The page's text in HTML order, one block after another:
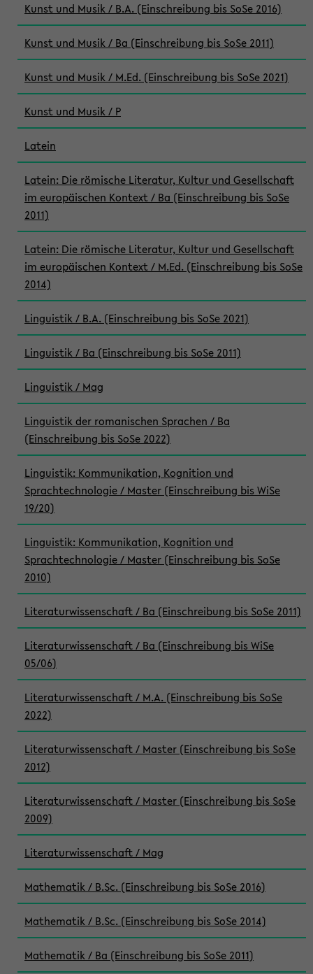
Kunst und Musik / B.A. (Einschreibung bis SoSe 2016)
Kunst und Musik / Ba (Einschreibung bis SoSe 2011)
Kunst und Musik / M.Ed. (Einschreibung bis SoSe 2021)
Kunst und Musik / P
Latein
Latein: Die römische Literatur, Kultur und Gesellschaft
im europäischen Kontext / Ba (Einschreibung bis SoSe
2011)
Latein: Die römische Literatur, Kultur und Gesellschaft
im europäischen Kontext / M.Ed. (Einschreibung bis SoSe
2014)
Linguistik / B.A. (Einschreibung bis SoSe 2021)
Linguistik / Ba (Einschreibung bis SoSe 2011)
Linguistik / Mag
Linguistik der romanischen Sprachen / Ba
(Einschreibung bis SoSe 2022)
Linguistik: Kommunikation, Kognition und
Sprachtechnologie / Master (Einschreibung bis WiSe
19/20)
Linguistik: Kommunikation, Kognition und
Sprachtechnologie / Master (Einschreibung bis SoSe
2010)
Literaturwissenschaft / Ba (Einschreibung bis SoSe 2011)
Literaturwissenschaft / Ba (Einschreibung bis WiSe
05/06)
Literaturwissenschaft / M.A. (Einschreibung bis SoSe
2022)
Literaturwissenschaft / Master (Einschreibung bis SoSe
2012)
Literaturwissenschaft / Master (Einschreibung bis SoSe
2009)
Literaturwissenschaft / Mag
Mathematik / B.Sc. (Einschreibung bis SoSe 2016)
Mathematik / B.Sc. (Einschreibung bis SoSe 2014)
Mathematik / Ba (Einschreibung bis SoSe 2011)